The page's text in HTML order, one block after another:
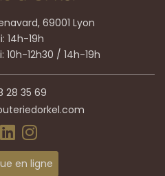
69001 Lyon
14h-19h
10h-12h30 / 14h-19h
28 35 69
en ligne